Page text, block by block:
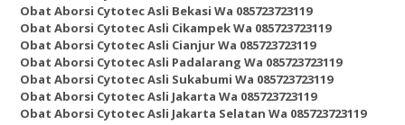
Obat Aborsi Cytotec Asli Bekasi Wa 085723723119
Obat Aborsi Cytotec Asli Cikampek Wa 085723723119
Obat Aborsi Cytotec Asli Cianjur Wa 085723723119
Obat Aborsi Cytotec Asli Padalarang Wa 085723723119
Obat Aborsi Cytotec Asli Sukabumi Wa 085723723119
Obat Aborsi Cytotec Asli Jakarta Wa 085723723119
Obat Aborsi Cytotec Asli Jakarta Selatan Wa 085723723119